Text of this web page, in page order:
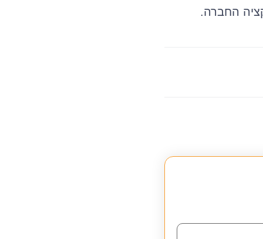
החברה.